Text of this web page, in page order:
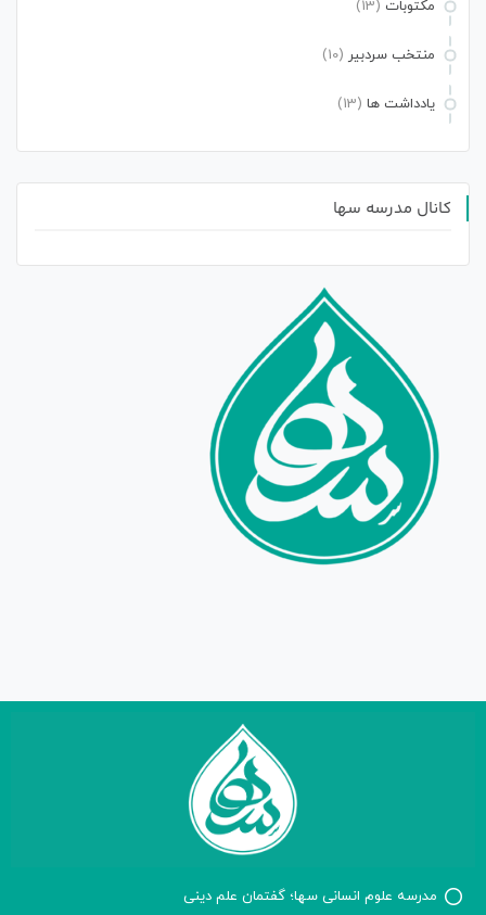
مکتوبات (13)
منتخب سردبیر (10)
یادداشت ها (13)
کانال مدرسه سها
مدرسه علوم انسانی سها؛ گفتمان علم دینی